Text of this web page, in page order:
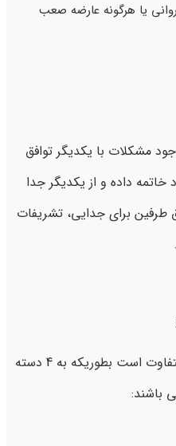
یا هرگونه عارضه صعب
مشکلات با یکدیگر توافق
داده و از یکدیگر جدا
طرفین برای جدایی، تشریفات
دسته بندی طلاق در دین اسلام متفاوت است بطوریکه به 4 دسته
باشند: